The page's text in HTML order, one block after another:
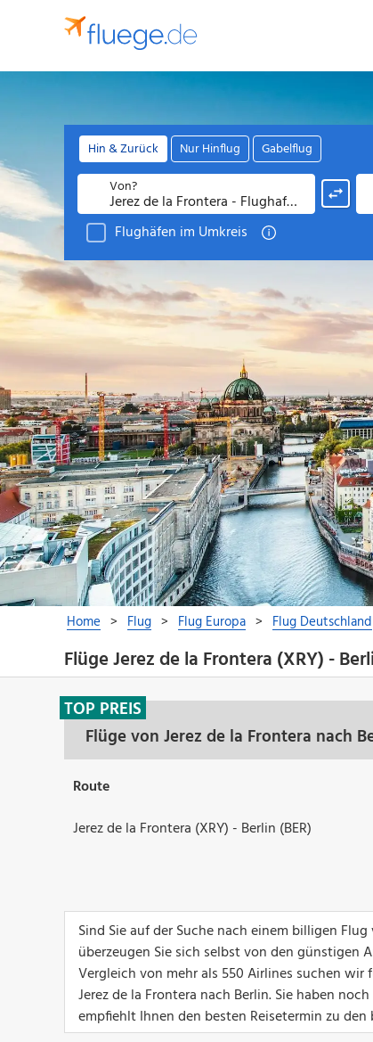
Flüge Jerez de la Frontera (XRY) -
Flüge von Jerez de la Frontera nach
TOP PREIS
Route
Jerez de la Frontera (XRY) - Berlin (BER)
Sind Sie auf der Suche nach einem billigen
überzeugen Sie sich selbst von den günstigen
Vergleich von mehr als 550 Airlines suchen
Jerez de la Frontera nach Berlin. Sie haben
empfiehlt Ihnen den besten Reisetermin zu